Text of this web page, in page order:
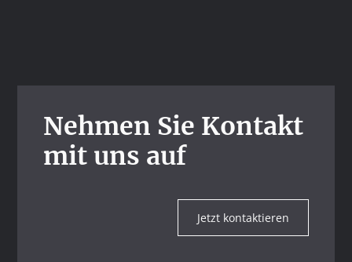
Nehmen Sie Kontakt
mit uns auf
Jetzt kontaktieren